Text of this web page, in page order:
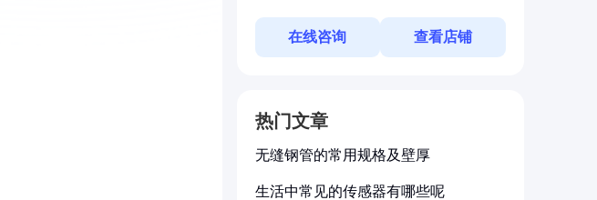
在线咨询 查看店铺
热门文章
无缝钢管的常用规格及壁厚
生活中常见的传感器有哪些呢